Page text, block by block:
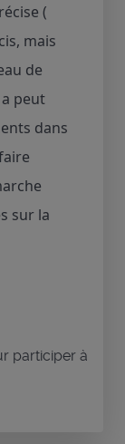
(
mais
de
peut
dans
sur la
participer à